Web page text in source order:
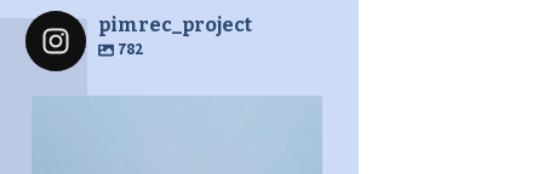
pimrec_project
782